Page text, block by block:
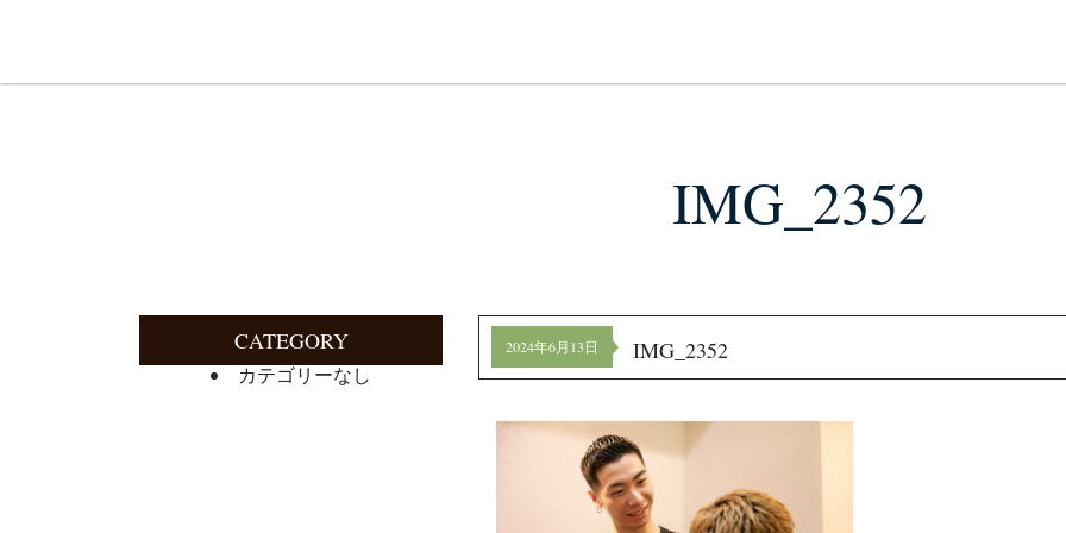
IMG_2352
CATEGORY
カテゴリーなし
2024年6月13日 IMG_2352